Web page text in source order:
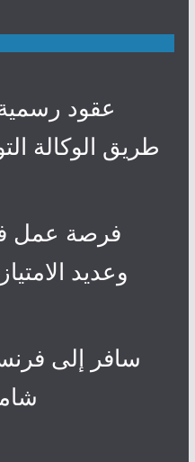
عقود
طريق الوكالة
فرصة عمل
وعديد
سافر إلى